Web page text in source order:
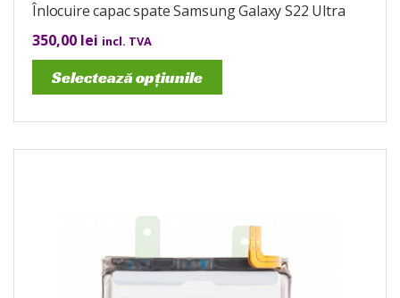
Înlocuire capac spate Samsung Galaxy S22 Ultra
350,00 lei incl. TVA
Selectează opțiunile